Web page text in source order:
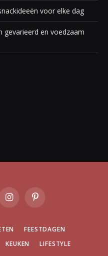
voor elke dag
gevarieerd en voedzaam
InstagramPinterest
FEESTDAGEN
KEUKEN
LIFESTYLE